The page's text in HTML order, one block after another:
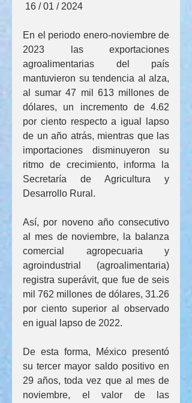
16 / 01 / 2024
En el periodo enero-noviembre de
2023 las exportaciones
agroalimentarias del país
mantuvieron su tendencia al alza,
al sumar 47 mil 613 millones de
dólares, un incremento de 4.62
por ciento respecto a igual lapso
de un año atrás, mientras que las
importaciones disminuyeron su
ritmo de crecimiento, informa la
Secretaría de Agricultura y
Desarrollo Rural.
Así, por noveno año consecutivo
al mes de noviembre, la balanza
comercial agropecuaria y
agroindustrial (agroalimentaria)
registra superávit, que fue de seis
mil 762 millones de dólares, 31.26
por ciento superior al observado
en igual lapso de 2022.
De esta forma, México presentó
su tercer mayor saldo positivo en
29 años, toda vez que al mes de
noviembre, el valor de las